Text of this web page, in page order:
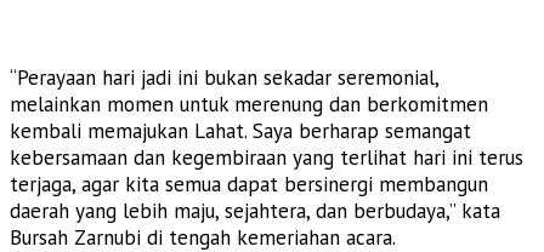
“Perayaan hari jadi ini bukan sekadar seremonial,
melainkan momen untuk merenung dan berkomitmen
kembali memajukan Lahat. Saya berharap semangat
kebersamaan dan kegembiraan yang terlihat hari ini terus
terjaga, agar kita semua dapat bersinergi membangun
daerah yang lebih maju, sejahtera, dan berbudaya,” kata
Bursah Zarnubi di tengah kemeriahan acara.